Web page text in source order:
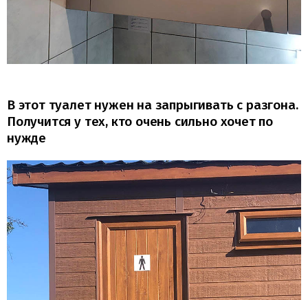
В этот туалет нужен на запрыгивать с разгона.
Получится у тех, кто очень сильно хочет по
нужде